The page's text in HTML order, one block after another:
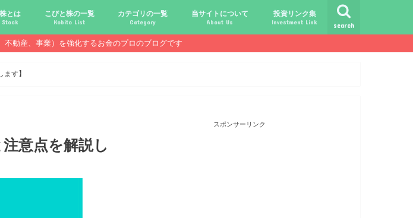
search
とは
Stock
投資を始める前に マジメなだけじゃ報われない時代？
配当金が守る、今-老後-子供達！
配当金があればこんなに遊べる！
債券・投信・中古１Rとの違い
口座開設！こびと探しの旅へ！
必ず知っておきたい専門用語集
の10条件
のメリット,デメリット
の投資10原則
投資のモデル紹介
こびと株の一覧
Kobito List
こびとNo.2169 CDS
こびとNo.4762 エックスネット
こびとNo.7751 キヤノン
こびとNo.7820 ニホンフラッシュ
こびとNo.7921 宝印刷
こびとNo.9986 蔵王産業
カテゴリの一覧
Category
こびと株.comライフ
給与ハック
副業ハック
配当金ハック
年金ハック
倹約ハック
当サイトについて
About Us
投資リンク集
Investment Link
動産、事業）を強化するお金のプロのブログです
す】
意点を解説し
スポンサーリンク